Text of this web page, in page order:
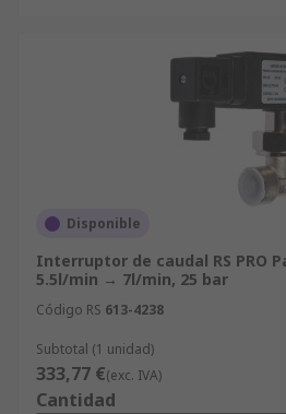
Disponible
Interruptor de caudal RS PRO
5.5l/min → 7l/min, 25 bar
Código RS 613-4238
Subtotal (1 unidad)
333,77 €(exc. IVA)
Cantidad